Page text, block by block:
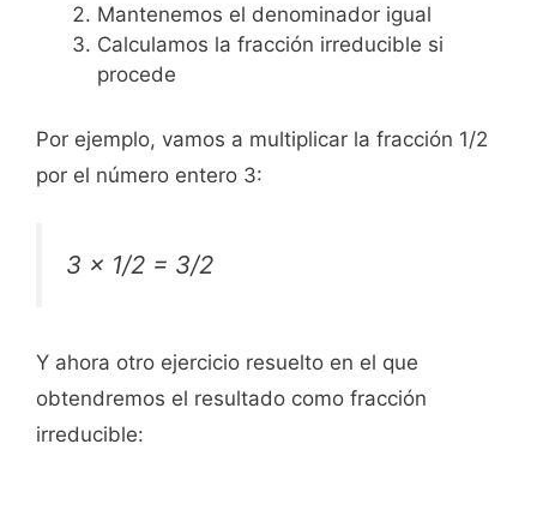
Mantenemos el denominador igual
Calculamos la fracción irreducible si
procede
Por ejemplo, vamos a multiplicar la fracción 1/2
por el número entero 3:
3 x 1/2 = 3/2
Y ahora otro ejercicio resuelto en el que
obtendremos el resultado como fracción
irreducible: